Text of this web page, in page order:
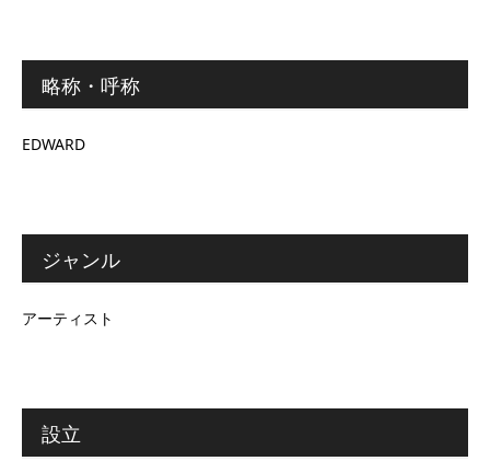
略称・呼称
EDWARD
ジャンル
アーティスト
設立